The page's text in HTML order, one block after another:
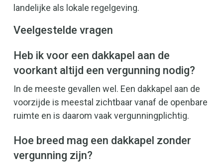
landelijke als lokale regelgeving.
Veelgestelde vragen
Heb ik voor een dakkapel aan de
voorkant altijd een vergunning nodig?
In de meeste gevallen wel. Een dakkapel aan de
voorzijde is meestal zichtbaar vanaf de openbare
ruimte en is daarom vaak vergunningplichtig.
Hoe breed mag een dakkapel zonder
vergunning zijn?